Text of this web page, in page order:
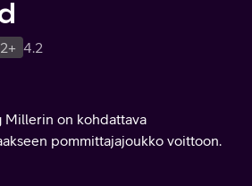
4.2
Millerin on kohdattava
pommittajajoukko voittoon.